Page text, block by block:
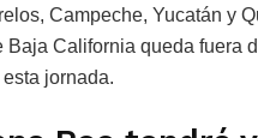
Campeche, Yucatán y
Baja California queda fuera
esta jornada.